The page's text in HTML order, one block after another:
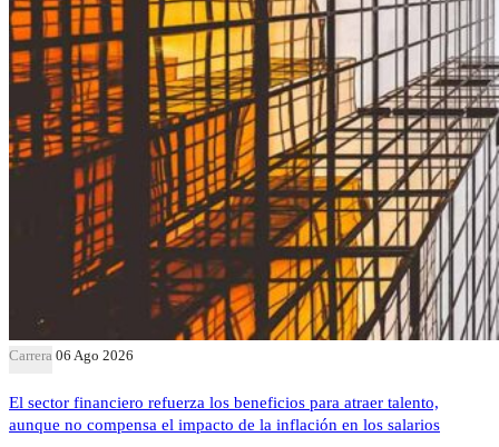
Carrera 06 Ago 2026
El sector financiero refuerza los beneficios para atraer talento,
aunque no compensa el impacto de la inflación en los salarios